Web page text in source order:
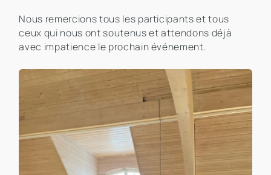
Nous remercions tous les participants et tous
ceux qui nous ont soutenus et attendons déjà
avec impatience le prochain événement.